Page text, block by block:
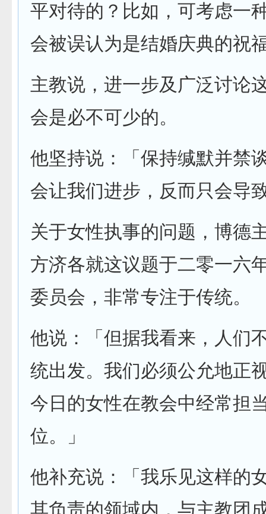
平对待的？比如，可考虑一
会被误认为是结婚庆典的祝
主教说，进一步及广泛讨论
会是必不可少的。
他坚持说：「保持缄默并禁
会让我们进步，反而只会导
关于女性执事的问题，博德
方济各就这议题于二零一六
委员会，非常专注于传统。
他说：「但据我看来，人们
统出发。我们必须公允地正
今日的女性在教会中经常担
位。」
他补充说：「我乐见这样的
其负责的领域内，与主教团